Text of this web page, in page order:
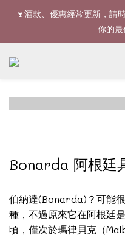
🚚Free delivery upon 6
🍷酒款、優惠經常更新，請
你的
🚚Free delivery upon 6
Bonarda 阿根廷
伯納達(Bonarda)？可能
種，不過原來它在阿根廷
頃，僅次於瑪律貝克（